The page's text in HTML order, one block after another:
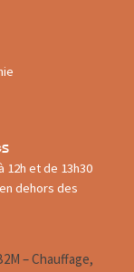
12h et de 13h30
dehors des
– Chauffage,